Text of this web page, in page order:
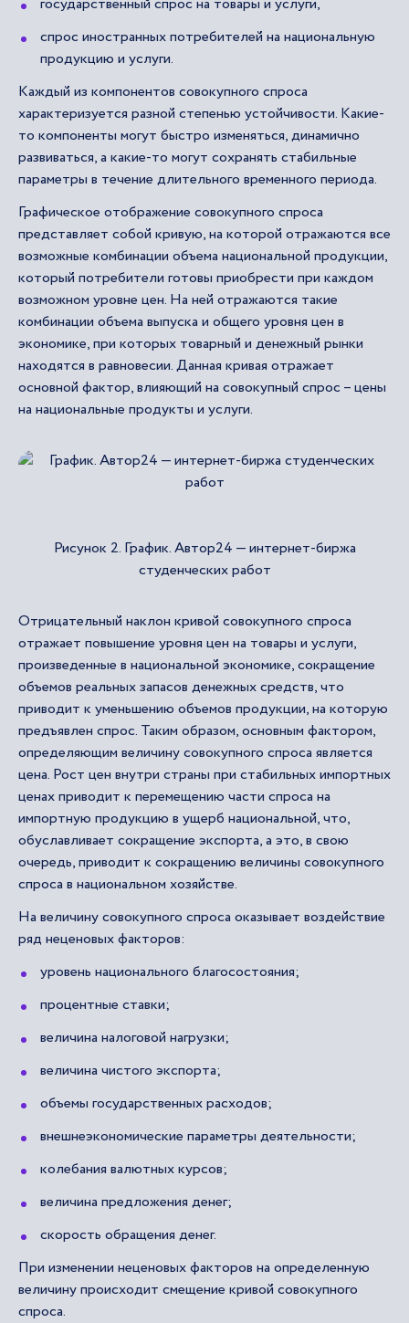
спрос иностранных потребителей на национальную
продукцию и услуги.
Каждый из компонентов совокупного спроса
характеризуется разной степенью устойчивости. Какие-
то компоненты могут быстро изменяться, динамично
развиваться, а какие-то могут сохранять стабильные
параметры в течение длительного временного периода.
Графическое отображение совокупного спроса
представляет собой кривую, на которой отражаются все
возможные комбинации объема национальной продукции,
который потребители готовы приобрести при каждом
возможном уровне цен. На ней отражаются такие
комбинации объема выпуска и общего уровня цен в
экономике, при которых товарный и денежный рынки
находятся в равновесии. Данная кривая отражает
основной фактор, влияющий на совокупный спрос – цены
на национальные продукты и услуги.
Рисунок 2. График. Автор24 — интернет-биржа
студенческих работ
Отрицательный наклон кривой совокупного спроса
отражает повышение уровня цен на товары и услуги,
произведенные в национальной экономике, сокращение
объемов реальных запасов денежных средств, что
приводит к уменьшению объемов продукции, на которую
предъявлен спрос. Таким образом, основным фактором,
определяющим величину совокупного спроса является
цена. Рост цен внутри страны при стабильных импортных
ценах приводит к перемещению части спроса на
импортную продукцию в ущерб национальной, что,
обуславливает сокращение экспорта, а это, в свою
очередь, приводит к сокращению величины совокупного
спроса в национальном хозяйстве.
На величину совокупного спроса оказывает воздействие
ряд неценовых факторов:
уровень национального благосостояния;
процентные ставки;
величина налоговой нагрузки;
величина чистого экспорта;
объемы государственных расходов;
внешнеэкономические параметры деятельности;
колебания валютных курсов;
величина предложения денег;
скорость обращения денег.
При изменении неценовых факторов на определенную
величину происходит смещение кривой совокупного
спроса.